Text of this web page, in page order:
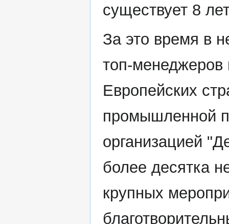
существует 8
За это время в
топ-менеджеров
Европейских
промышленной
организацией
более десятка
крупных